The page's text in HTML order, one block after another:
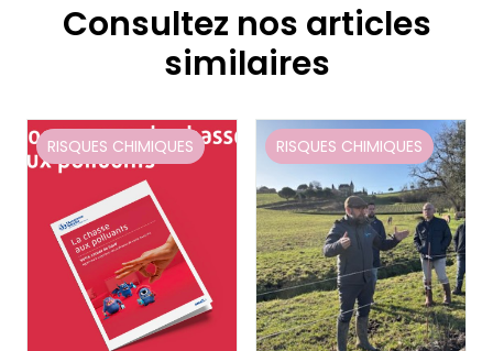
Consultez nos articles
similaires
RISQUES CHIMIQUES RISQUES CHIMIQUES